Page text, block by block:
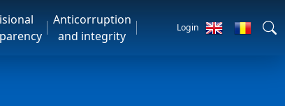
Anticorruption
and integrity
Login